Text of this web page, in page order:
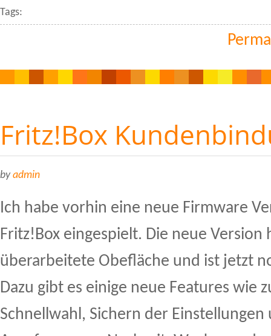
Tags:
Fritz!Box
byadmin
Ich habe vorhin eine neue Firmware
Fritz!Box eingespielt. Die neue Version
überarbeitete Obefläche und ist jetzt
Dazu gibt es einige neue Features wie
Schnellwahl, Sichern der Einstellungen